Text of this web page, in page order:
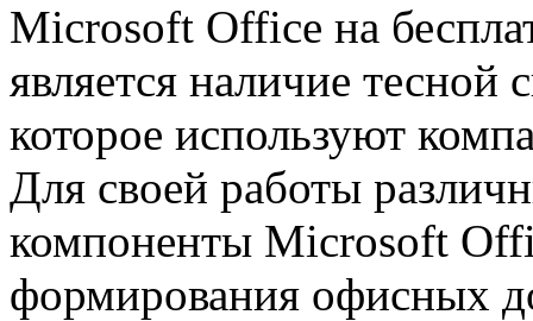
Microsoft Office на
является наличие
которое используют
Для своей работы
компоненты Microsoft
формирования офисных